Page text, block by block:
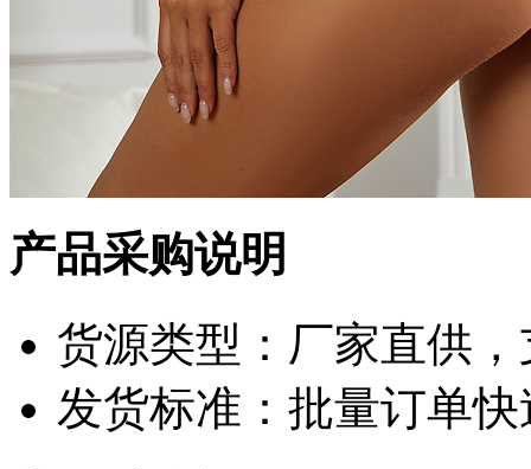
产品采购说明
货源类型：厂家直供
发货标准：批量订单